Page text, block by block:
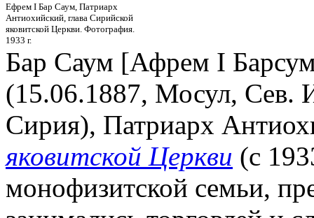
Ефрем I Бар Саум, Патриарх
Антиохийский, глава Сирийской
яковитской Церкви. Фотография.
1933 г.
Бар Саум [Афрем I
(15.06.1887, Мосул, Сев.
Сирия), Патриарх
яковитской Церкви (с
монофизитской семьи,